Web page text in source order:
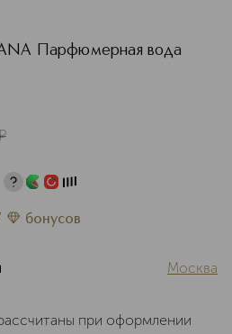
Парфюмерная вода
бонусов
Москва
при оформлении